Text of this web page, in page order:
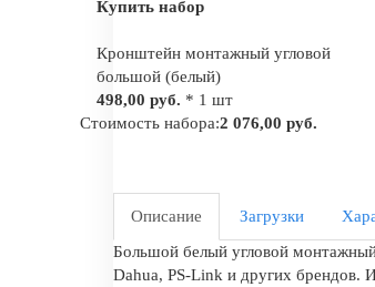
Купить набор
Кронштейн монтажный угловой
большой (белый)
498,00 руб. * 1 шт
Стоимость набора:2 076,00 руб.
Описание Загрузки
Большой белый угловой
Dahua, PS-Link и других брендов.